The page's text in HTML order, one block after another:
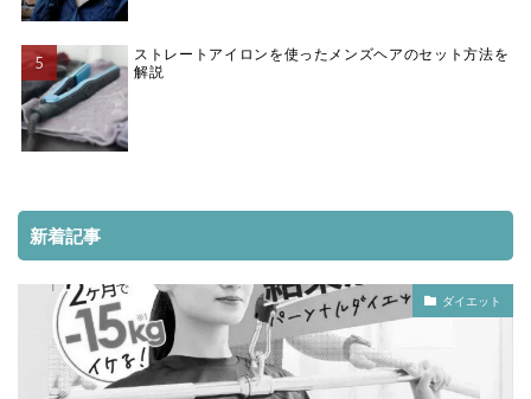
ストレートアイロンを使ったメンズヘアのセット方法を
解説
新着記事
ダイエット